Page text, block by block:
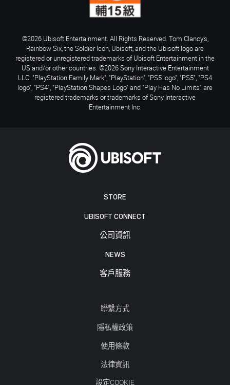
STORE
UBISOFT CONNECT
公司資訊
NEWS
客戶服務
聯繫方式
隱私權政策
使用條款
法律資訊
設定COOKIE
©2026 Ubisoft Entertainment. All Rights Reserved. Tom Clancy’s,
Rainbow Six, the Soldier Icon, Ubisoft, and the Ubisoft logo are
registered or unregistered trademarks of Ubisoft Entertainment in the
US and/or other countries. ©2026 Sony Interactive Entertainment
LLC. "PlayStation Family Mark", "PlayStation", "PS5 logo", "PS5", "PS4
logo", "PS4", "PlayStation Shapes Logo" and "Play Has No Limits" are
registered trademarks or trademarks of Sony Interactive
Entertainment Inc.